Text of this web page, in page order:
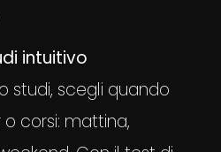
intuitivo
studi, scegli quando
corsi: mattina,